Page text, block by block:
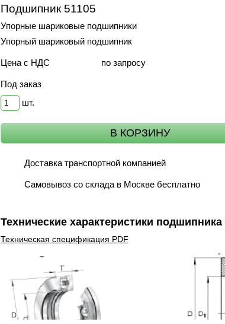
Подшипник 51105
Упорные шариковые подшипники
Упорный шариковый подшипник
Цена с НДС по запросу
Под заказ
шт.
Доставка транспортной компанией
Самовывоз со склада в Москве бесплатно
Технические характеристики подшипника